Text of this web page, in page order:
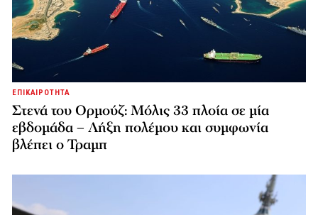
ΕΠΙΚΑΙΡΟΤΗΤΑ
Στενά του Ορμούζ: Μόλις 33 πλοία σε μία
εβδομάδα – Λήξη πολέμου και συμφωνία
βλέπει ο Τραμπ